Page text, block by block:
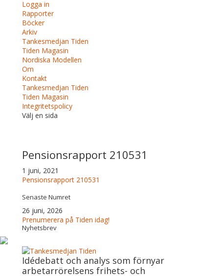
Logga in
Rapporter
Böcker
Arkiv
Tankesmedjan Tiden
Tiden Magasin
Nordiska Modellen
Om
Kontakt
Tankesmedjan Tiden
Tiden Magasin
Integritetspolicy
Välj en sida
Pensionsrapport 210531
1 juni, 2021
Pensionsrapport 210531
Senaste Numret
26 juni, 2026
Prenumerera på Tiden idag!
Nyhetsbrev
Idédebatt och analys som förnyar
arbetarrörelsens frihets- och